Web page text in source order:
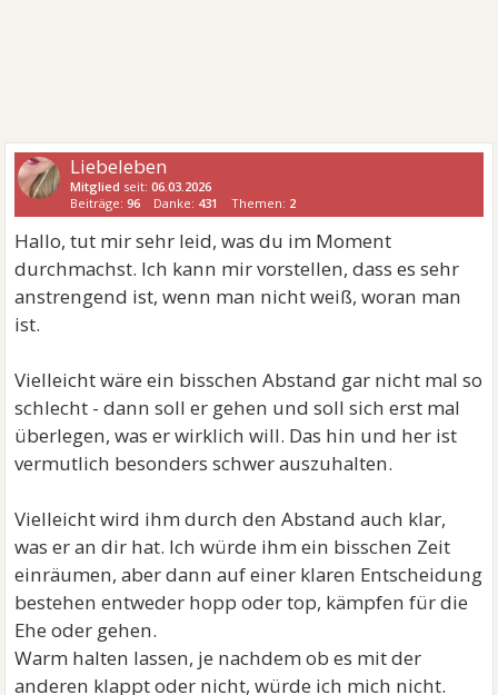
Liebeleben
Mitglied seit:06.03.2026
Beiträge:96 Danke: 431 Themen: 2
Hallo, tut mir sehr leid, was du im Moment
durchmachst. Ich kann mir vorstellen, dass es sehr
anstrengend ist, wenn man nicht weiß, woran man
ist.
Vielleicht wäre ein bisschen Abstand gar nicht mal so
schlecht - dann soll er gehen und soll sich erst mal
überlegen, was er wirklich will. Das hin und her ist
vermutlich besonders schwer auszuhalten.
Vielleicht wird ihm durch den Abstand auch klar,
was er an dir hat. Ich würde ihm ein bisschen Zeit
einräumen, aber dann auf einer klaren Entscheidung
bestehen entweder hopp oder top, kämpfen für die
Ehe oder gehen.
Warm halten lassen, je nachdem ob es mit der
anderen klappt oder nicht, würde ich mich nicht.